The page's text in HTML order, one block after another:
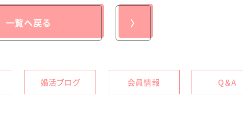
一覧へ戻る 〉
婚活ブログ 会員情報 Q＆A